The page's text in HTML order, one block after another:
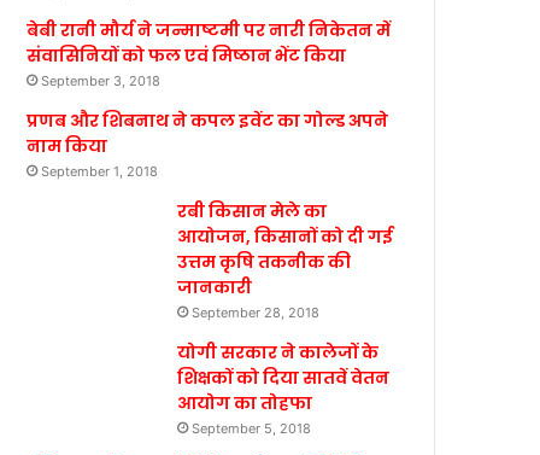
बेबी रानी मौर्य ने जन्माष्टमी पर नारी निकेतन में
संवासिनियों को फल एवं मिष्ठान भेंट किया
September 3, 2018
प्रणब और शिबनाथ ने कपल इवेंट का गोल्ड अपने
नाम किया
September 1, 2018
रबी किसान मेले का
आयोजन, किसानों को दी गई
उत्तम कृषि तकनीक की
जानकारी
September 28, 2018
योगी सरकार ने कालेजों के
शिक्षकों को दिया सातवें वेतन
आयोग का तोहफा
September 5, 2018